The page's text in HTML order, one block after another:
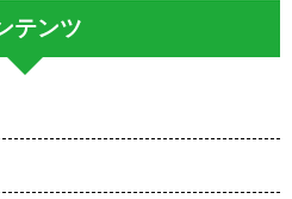
テンツ